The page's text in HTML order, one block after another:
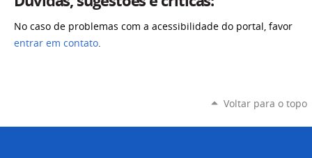
No caso de problemas com a acessibilidade do portal, favor
entrar em contato.
Voltar para o topo